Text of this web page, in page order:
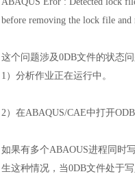
before removing the lock file
这个问题涉及0DB文件的状态
1） 分析作业正在运行中。
2） 在ABAQUS/CAE中打开
如果有多个ABAOUS进程同时
生这种情况，当0DB文件处于